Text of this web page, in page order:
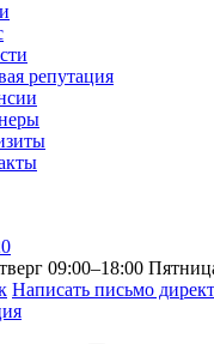
репутация
09:00–18:00
Написать письмо